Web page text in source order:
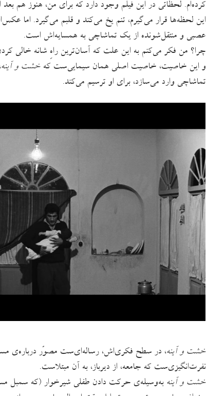
کرده‌ام. لحظاتی در این فیلم وجود دارد که برای من، هنوز هم
این لحظه‌ها قرار می‌گیرم، تنم یخ می‌کند و قلبم می‌گیرد. اما
عصبی و منتقل‌شونده از یک تماشاچی به همسایه‌اش است.
چرا؟ من فکر می‌کنم به این علت که آسان‌ترین راهِ شانه خالی
و این خاصیت، خاصیت اصلی همان سیمایی‌ست کهخشت و آینه
تماشاچی وارد می‌سازد، برای او ترسیم می‌کند.
خشت و آینه، در سطح فکری‌اش، رساله‌ای‌ست مصوّر درباره‌ی
نفرت‌انگیزی‌ست که جامعه، از دیرباز، به آن مبتلاست.
خشت و آینه به‌وسیله‌ی حرکت دادن طفلی شیرخوار (که سمبل